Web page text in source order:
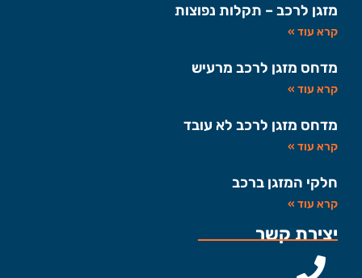
מזגן לרכב – תקלות נפוצות
קרא עוד »
מדחס מזגן לרכב מרעיש
קרא עוד »
מדחס מזגן לרכב לא עובד
קרא עוד »
חלקי המזגן ברכב
קרא עוד »
יצירת קשר